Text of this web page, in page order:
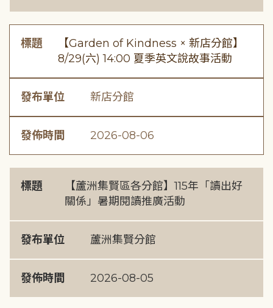
標題
【Garden of Kindness × 新店分館】
8/29(六) 14:00 夏季英文說故事活動
發布單位 新店分館
發佈時間 2026-08-06
標題
【蘆洲集賢區各分館】115年「讀出好
關係」暑期閱讀推廣活動
發布單位 蘆洲集賢分館
發佈時間 2026-08-05